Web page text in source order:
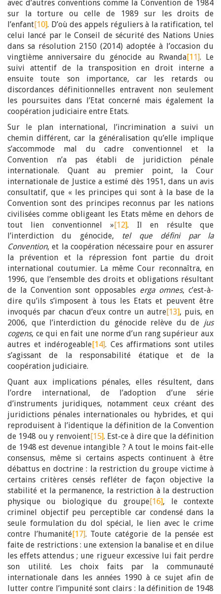
avec d’autres conventions comme la Convention de 1984
sur la torture ou celle de 1989 sur les droits de
l’enfant[10]. D’où des appels réguliers à la ratification, tel
celui lancé par le Conseil de sécurité des Nations Unies
dans sa résolution 2150 (2014) adoptée à l’occasion du
vingtième anniversaire du génocide au Rwanda[11]. Le
suivi attentif de la transposition en droit interne a
ensuite toute son importance, car les retards ou
discordances définitionnelles entravent non seulement
les poursuites dans l’Etat concerné mais également la
coopération judiciaire entre Etats.
Sur le plan international, l’incrimination a suivi un
chemin différent, car la généralisation qu’elle implique
s’accommode mal du cadre conventionnel et la
Convention n’a pas établi de juridiction pénale
internationale. Quant au premier point, la Cour
internationale de Justice a estimé dès 1951, dans un avis
consultatif, que « les principes qui sont à la base de la
Convention sont des principes reconnus par les nations
civilisées comme obligeant les Etats même en dehors de
tout lien conventionnel »[12]. Il en résulte que
l’interdiction du génocide, tel que défini par la
Convention, et la coopération nécessaire pour en assurer
la prévention et la répression font partie du droit
international coutumier. La même Cour reconnaîtra, en
1996, que l’ensemble des droits et obligations résultant
de la Convention sont opposables erga omnes, c’est-à-
dire qu’ils s’imposent à tous les Etats et peuvent être
invoqués par chacun d’eux contre un autre[13], puis, en
2006, que l’interdiction du génocide relève du de jus
cogens, ce qui en fait une norme d’un rang supérieur aux
autres et indérogeable[14]. Ces affirmations sont utiles
s’agissant de la responsabilité étatique et de la
coopération judiciaire.
Quant aux implications pénales, elles résultent, dans
l’ordre international, de l’adoption d’une série
d’instruments juridiques, notamment ceux créant des
juridictions pénales internationales ou hybrides, et qui
reproduisent à l’identique la définition de la Convention
de 1948 ou y renvoient[15]. Est-ce à dire que la définition
de 1948 est devenue intangible ? A tout le moins fait-elle
consensus, même si certains aspects continuent à être
débattus en doctrine : la restriction du groupe victime à
certains critères censés refléter de façon objective la
stabilité et la permanence, la restriction à la destruction
physique ou biologique du groupe[16], le contexte
criminel objectif peu perceptible car condensé dans la
seule formulation du dol spécial, le lien avec le crime
contre l’humanité[17]. Toute catégorie de la pensée est
faite de restrictions : une extension la banalise et en dilue
les effets attendus ; une rigueur excessive lui fait perdre
son utilité. Les choix faits par la communauté
internationale dans les années 1990 à ce sujet afin de
lutter contre l’impunité sont clairs : la définition de 1948